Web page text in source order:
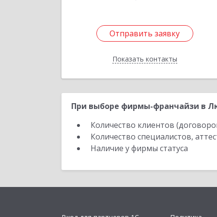
Отправить заявку
Показать контакты
Отправить заявку
Назад
При выборе фирмы-франчайзи в
Количество клиентов
Количество специалистов,
Наличие у фирмы статуса